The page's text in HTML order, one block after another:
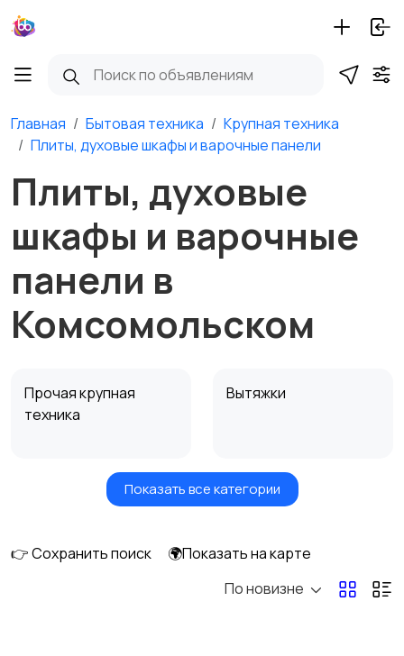
Главная Бытовая техника
Крупная техника
Плиты, духовые шкафы и варочные панели
Плиты, духовые
шкафы и варочные
панели в
Комсомольском
Прочая крупная
техника
Вытяжки
Посудомоечные
Стиральные машины
Холодильники и
Показать все категории
👉 Сохранить поиск
🌍Показать на карте
По новизне